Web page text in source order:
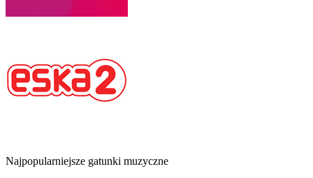
Najpopularniejsze gatunki muzyczne